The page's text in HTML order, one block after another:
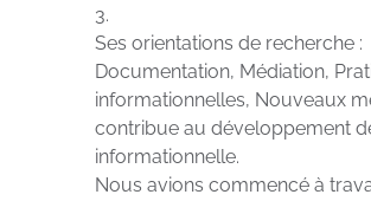
3.
Ses orientations de recherche :
Documentation, Médiation,
informationnelles, Nouveaux
contribue au développement
informationnelle.
Nous avions commencé à